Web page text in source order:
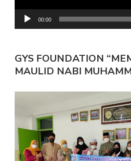
00:00
GYS FOUNDATION
MAULID NABI